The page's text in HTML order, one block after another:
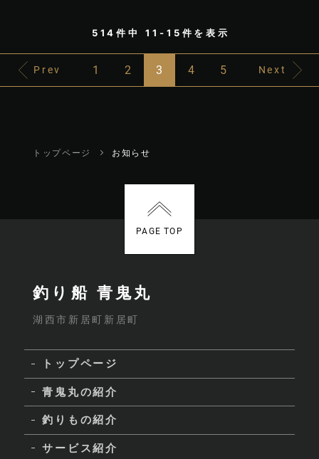
514件中 11-15件を表示
Prev 1 2 3 4 5 Next
トップページ お知らせ
PAGE TOP
釣り船 青鬼丸
湖西市新居町新居町
トップページ
青鬼丸の紹介
釣りもの紹介
サービス紹介